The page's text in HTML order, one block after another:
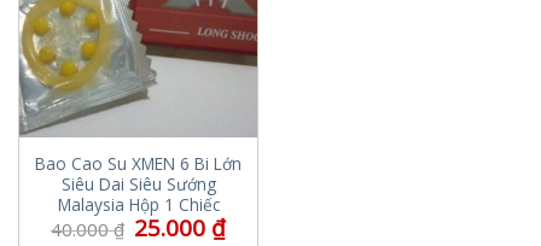
Bao Cao Su XMEN 6 Bi Lớn
Siêu Dai Siêu Sướng
Malaysia Hộp 1 Chiếc
40.000₫ 25.000 ₫